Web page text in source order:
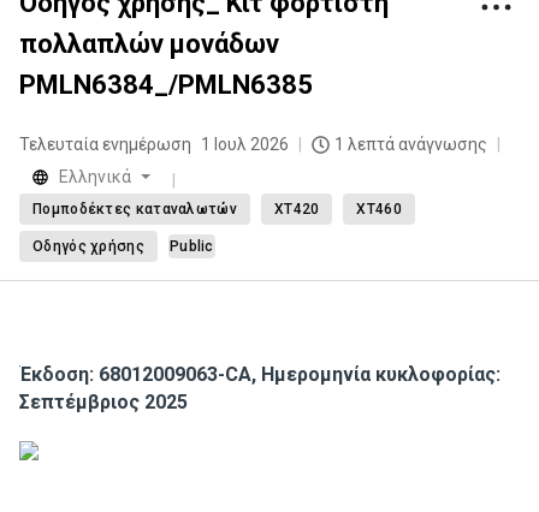
πολλαπλών μονάδων
PMLN6384_/PMLN6385
Τελευταία ενημέρωση 1 Ιουλ 2026
1 λεπτά ανάγνωσης
Eλληνικά
Πομποδέκτες καταναλωτών XT420 XT460
Οδηγός χρήσης Public
Έκδοση: 68012009063-CA, Ημερομηνία κυκλοφορίας:
Σεπτέμβριος 2025